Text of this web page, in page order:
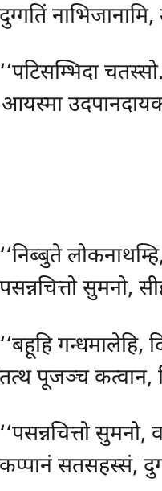
दुग्गतिं
‘‘पटिसम्भिदा
‘‘निब्बुते
पसन्नचित्तो सुमनो,
‘‘बहूहि गन्धमालेहि,
तत्थ पूजञ्च कत्वान,
‘‘पसन्नचित्तोसुमनो,
कप्पानं सतसहस्सं,